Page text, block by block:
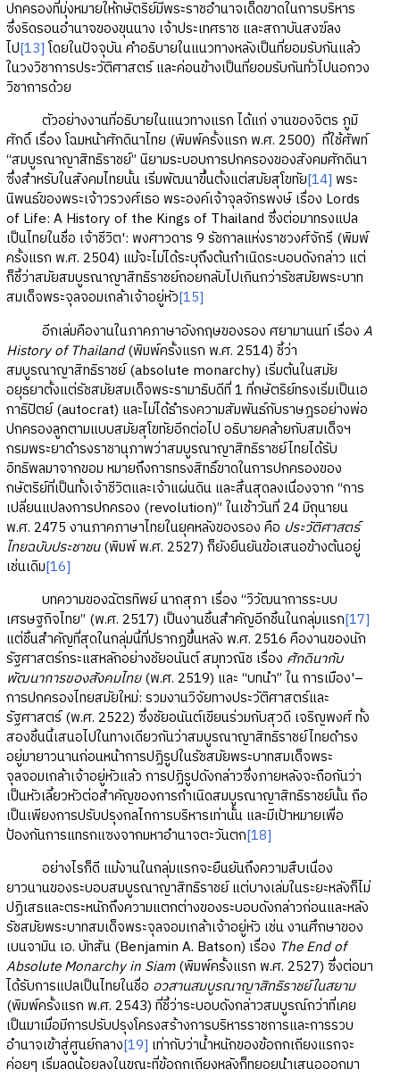
ปกครองที่มุ่งหมายให้กษัตริย์มีพระราชอำนาจเด็ดขาดในการบริหาร
ซึ่งริดรอนอำนาจของขุนนาง เจ้าประเทศราช และสถาบันสงฆ์ลง
ไป[13]โดยในปัจจุบัน คำอธิบายในแนวทางหลังเป็นที่ยอมรับกันแล้ว
ในวงวิชาการประวัติศาสตร์ และค่อนข้างเป็นที่ยอมรับกันทั่วไปนอกวง
วิชาการด้วย
ตัวอย่างงานที่อธิบายในแนวทางแรก ได้แก่ งานของจิตร ภูมิ
ศักดิ์ เรื่อง โฉมหน้าศักดินาไทย (พิมพ์ครั้งแรก พ.ศ. 2500) ที่ใช้ศัพท์
“สมบูรณาญาสิทธิราชย์” นิยามระบอบการปกครองของสังคมศักดินา
ซึ่งสำหรับในสังคมไทยนั้น เริ่มพัฒนาขึ้นตั้งแต่สมัยสุโขทัย[14] พระ
นิพนธ์ของพระเจ้าวรวงศ์เธอ พระองค์เจ้าจุลจักรพงษ์ เรื่อง Lords
of Life: A History of the Kings of Thailand ซึ่งต่อมาทรงแปล
เป็นไทยในชื่อ เจ้าชีวิต': พงศาวดาร 9 รัชกาลแห่งราชวงศ์จักรี (พิมพ์
ครั้งแรก พ.ศ. 2504) แม้จะไม่ได้ระบุถึงต้นกำเนิดระบอบดังกล่าว แต่
ก็ชี้ว่าสมัยสมบูรณาญาสิทธิราชย์ถอยกลับไปเกินกว่ารัชสมัยพระบาท
สมเด็จพระจุลจอมเกล้าเจ้าอยู่หัว[15]
อีกเล่มคืองานในภาคภาษาอังกฤษของรอง ศยามานนท์ เรื่อง A
History of Thailand(พิมพ์ครั้งแรก พ.ศ. 2514) ชี้ว่า
สมบูรณาญาสิทธิราชย์ (absolute monarchy) เริ่มต้นในสมัย
อยุธยาตั้งแต่รัชสมัยสมเด็จพระรามาธิบดีที่ 1 ที่กษัตริย์ทรงเริ่มเป็นเอ
กาธิปัตย์ (autocrat) และไม่ได้ธำรงความสัมพันธ์กับราษฎรอย่างพ่อ
ปกครองลูกตามแบบสมัยสุโขทัยอีกต่อไป อธิบายคล้ายกับสมเด็จฯ
กรมพระยาดำรงราชานุภาพว่าสมบูรณาญาสิทธิราชย์ไทยได้รับ
อิทธิพลมาจากขอม หมายถึงการทรงสิทธิ์ขาดในการปกครองของ
กษัตริย์ที่เป็นทั้งเจ้าชีวิตและเจ้าแผ่นดิน และสิ้นสุดลงเนื่องจาก “การ
เปลี่ยนแปลงการปกครอง (revolution)” ในเช้าวันที่ 24 มิถุนายน
พ.ศ. 2475 งานภาคภาษาไทยในยุคหลังของรอง คือ ประวัติศาสตร์
ไทยฉบับประชาชน(พิมพ์ พ.ศ. 2527) ก็ยังยืนยันข้อเสนอข้างต้นอยู่
เช่นเดิม[16]
บทความของฉัตรทิพย์ นาถสุภา เรื่อง “วิวัฒนาการระบบ
เศรษฐกิจไทย” (พ.ศ. 2517) เป็นงานชิ้นสำคัญอีกชิ้นในกลุ่มแรก[17]
แต่ชิ้นสำคัญที่สุดในกลุ่มนี้ที่ปรากฏขึ้นหลัง พ.ศ. 2516 คืองานของนัก
รัฐศาสตร์กระแสหลักอย่างชัยอนันต์ สมุทวณิช เรื่อง ศักดินากับ
พัฒนาการของสังคมไทย(พ.ศ. 2519) และ “บทนำ” ใน การเมือง'–
การปกครองไทยสมัยใหม่: รวมงานวิจัยทางประวัติศาสตร์และ
รัฐศาสตร์ (พ.ศ. 2522) ซึ่งชัยอนันต์เขียนร่วมกับสุวดี เจริญพงศ์ ทั้ง
สองชิ้นนี้เสนอไปในทางเดียวกันว่าสมบูรณาญาสิทธิราชย์ไทยดำรง
อยู่มายาวนานก่อนหน้าการปฏิรูปในรัชสมัยพระบาทสมเด็จพระ
จุลจอมเกล้าเจ้าอยู่หัวแล้ว การปฏิรูปดังกล่าวซึ่งภายหลังจะถือกันว่า
เป็นหัวเลี้ยวหัวต่อสำคัญของการกำเนิดสมบูรณาญาสิทธิราชย์นั้น ถือ
เป็นเพียงการปรับปรุงกลไกการบริหารเท่านั้น และมีเป้าหมายเพื่อ
ป้องกันการแทรกแซงจากมหาอำนาจตะวันตก[18]
อย่างไรก็ดี แม้งานในกลุ่มแรกจะยืนยันถึงความสืบเนื่อง
ยาวนานของระบอบสมบูรณาญาสิทธิราชย์ แต่บางเล่มในระยะหลังก็ไม่
ปฏิเสธและตระหนักถึงความแตกต่างของระบอบดังกล่าวก่อนและหลัง
รัชสมัยพระบาทสมเด็จพระจุลจอมเกล้าเจ้าอยู่หัว เช่น งานศึกษาของ
เบนจามิน เอ. บัทสัน (Benjamin A. Batson) เรื่อง The End of
Absolute Monarchy in Siam(พิมพ์ครั้งแรก พ.ศ. 2527) ซึ่งต่อมา
ได้รับการแปลเป็นไทยในชื่อ อวสานสมบูรณาญาสิทธิราชย์ในสยาม
(พิมพ์ครั้งแรก พ.ศ. 2543) ที่ชี้ว่าระบอบดังกล่าวสมบูรณ์กว่าที่เคย
เป็นมาเมื่อมีการปรับปรุงโครงสร้างการบริหารราชการและการรวบ
อำนาจเข้าสู่ศูนย์กลาง[19] เท่ากับว่าน้ำหนักของข้อถกเถียงแรกจะ
ค่อยๆ เริ่มลดน้อยลงในขณะที่ข้อถกเถียงหลังก็ทยอยนำเสนอออกมา